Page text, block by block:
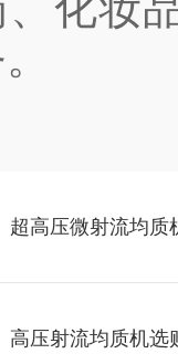
超高压微射流均质
高压射流均质机选